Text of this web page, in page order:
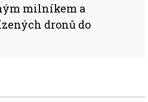
milníkem a
dronů do